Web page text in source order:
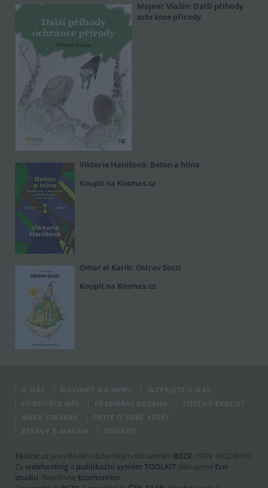
Mojmír Vlašín: Další příhody
ochránce přírody
Viktorie Hanišová: Beton a hlína
Koupit na Kosmas.cz
Omar el Karib: Ostrov Socci
Koupit na Kosmas.cz
O NÁS NOVINKY NA WEBU
INZERUJTE U NÁS
PODPOŘTE NÁS
PŘEBÍRÁNÍ OBSAHU
TIŠTĚNÝ EKOLIST
MAPA STRÁNEK
DEJTE O SOBĚ VĚDĚT
ZPRÁVY E-MAILEM
COOKIES
Ekolist.cz je vydáván občanským sdružením BEZK. ISSN 1802-9019.
Za webhosting a publikační systém TOOLKIT děkujeme Ecn
studiu. Navštivte Ecomonitor.